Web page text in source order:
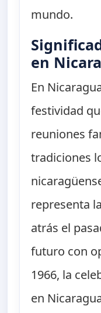
mundo.
en
En
festividad
reuniones
tradiciones
representa
atrás el
futuro con
1966, la
en